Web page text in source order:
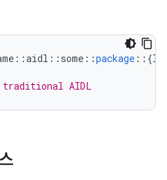
::aidl :: some ::package :: {
AIDL